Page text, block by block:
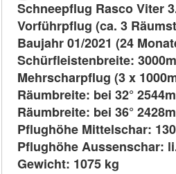
Schneepflug Rasco Viter
Vorführpflug (ca. 3
Baujahr 01/2021 (24
Schürfleistenbreite:
Mehrscharpflug (3 x
Räumbreite: bei 32°
Räumbreite: bei 36°
Pflughöhe Mittelschar:
Pflughöhe Aussenschar:
Gewicht: 1075 kg